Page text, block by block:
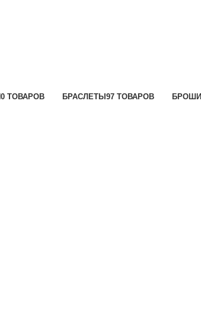
0 ТОВАРОВ БРАСЛЕТЫ 97 ТОВАРОВ БРОШИ